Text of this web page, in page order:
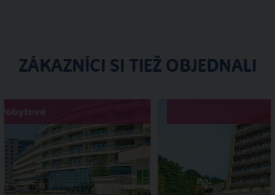
ZÁKAZNÍCI SI TIEŽ OBJEDNALI